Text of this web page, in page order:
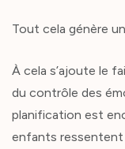
Tout cela génère
À cela s’ajoute le
du contrôle des
planification est
enfants ressentent